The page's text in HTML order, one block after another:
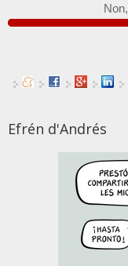
Efrén d'Andrés